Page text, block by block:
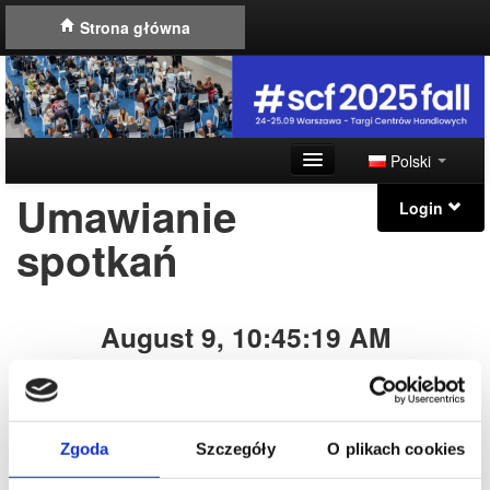
Zgoda Szczegóły O plikach cookies
Strona główna
Polski
Instrukcja umawiania spotkań
Plan Forum
Login
Umawianie
spotkań
August 9, 10:45:19 AM
August 9, 8:45:19 AM
My timezone: